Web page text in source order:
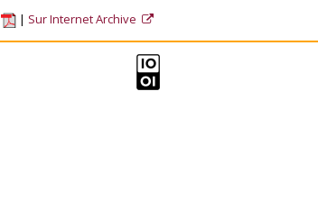
Sur Internet Archive